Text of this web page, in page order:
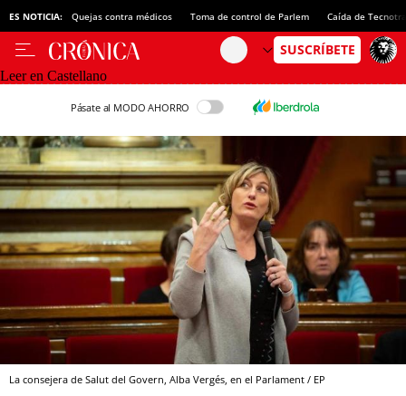
ES NOTICIA: Quejas contra médicos Toma de control de Parlem Caída de
Leer en Castellano
Pásate al MODO AHORRO
La consejera de Salut del Govern, Alba Vergés, en el Parlament / EP